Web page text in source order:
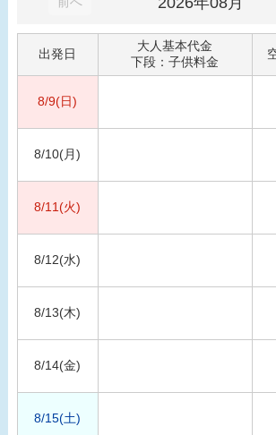
出発日
大人基本代金
下段：子供料金
8/9(日)
8/10(月)
8/11(火)
8/12(水)
8/13(木)
8/14(金)
8/15(土)